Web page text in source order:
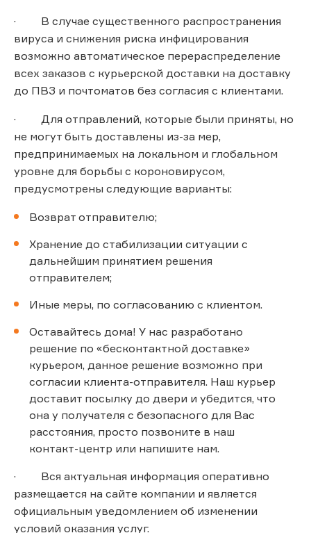
· В случае существенного распространения
вируса и снижения риска инфицирования
возможно автоматическое перераспределение
всех заказов с курьерской доставки на доставку
до ПВЗ и почтоматов без согласия с клиентами.
· Для отправлений, которые были приняты, но
не могут быть доставлены из-за мер,
предпринимаемых на локальном и глобальном
уровне для борьбы с короновирусом,
предусмотрены следующие варианты:
Возврат отправителю;
Хранение до стабилизации ситуации с
дальнейшим принятием решения
отправителем;
Иные меры, по согласованию с клиентом.
Оставайтесь дома! У нас разработано
решение по «бесконтактной доставке»
курьером, данное решение возможно при
согласии клиента-отправителя. Наш курьер
доставит посылку до двери и убедится, что
она у получателя с безопасного для Вас
расстояния, просто позвоните в наш
контакт-центр или напишите нам.
· Вся актуальная информация оперативно
размещается на сайте компании и является
официальным уведомлением об изменении
условий оказания услуг.